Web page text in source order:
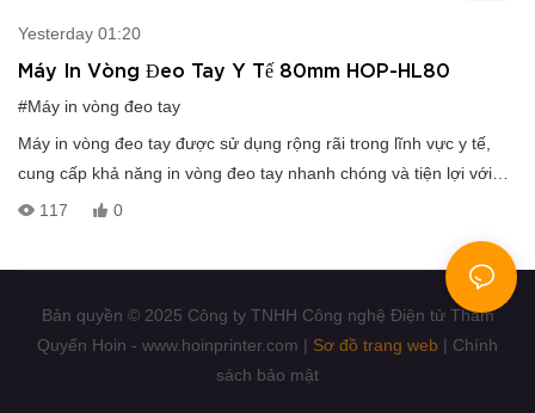
Yesterday 01:20
Máy In Vòng Đeo Tay Y Tế 80mm HOP-HL80
#Máy in vòng đeo tay
Máy in vòng đeo tay được sử dụng rộng rãi trong lĩnh vực y tế,
cung cấp khả năng in vòng đeo tay nhanh chóng và tiện lợi với
thao tác đơn giản. WhatsApp: +86 18859251634 WeChat:
117 0
Bản quyền © 2025 Công ty TNHH Công nghệ Điện tử Thâm
Quyến Hoin - www.hoinprinter.com | Sơ đồ trang web | Chính
sách bảo mật